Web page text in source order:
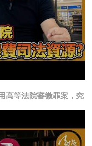
高等法院審微罪案，究